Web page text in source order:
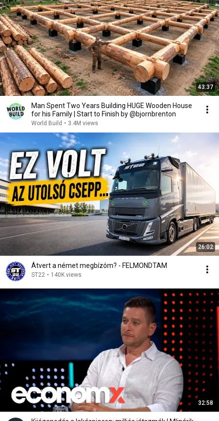
43:37
Man Spent Two Years Building HUGE Wooden House
for his Family | Start to Finish by @bjornbrenton
World Build • 3.4M views
26:02
Átvert a német megbízóm? - FELMONDTAM
ST22 • 140K views
32:58